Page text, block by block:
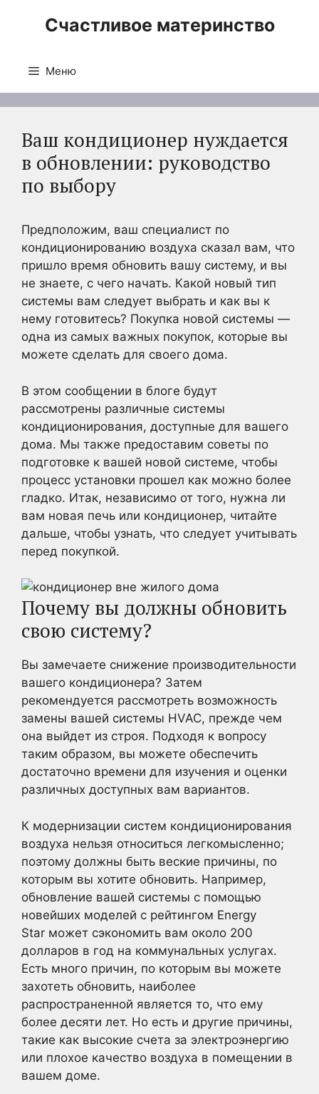
Счастливое материнство
Меню
Ваш кондиционер нуждается
в обновлении: руководство
по выбору
Предположим, ваш специалист по
кондиционированию воздуха сказал вам, что
пришло время обновить вашу систему, и вы
не знаете, с чего начать. Какой новый тип
системы вам следует выбрать и как вы к
нему готовитесь? Покупка новой системы —
одна из самых важных покупок, которые вы
можете сделать для своего дома.
В этом сообщении в блоге будут
рассмотрены различные системы
кондиционирования, доступные для вашего
дома. Мы также предоставим советы по
подготовке к вашей новой системе, чтобы
процесс установки прошел как можно более
гладко. Итак, независимо от того, нужна ли
вам новая печь или кондиционер, читайте
дальше, чтобы узнать, что следует учитывать
перед покупкой.
Почему вы должны обновить
свою систему?
Вы замечаете снижение производительности
вашего кондиционера? Затем
рекомендуется рассмотреть возможность
замены вашей системы HVAC, прежде чем
она выйдет из строя. Подходя к вопросу
таким образом, вы можете обеспечить
достаточно времени для изучения и оценки
различных доступных вам вариантов.
К модернизации систем кондиционирования
воздуха нельзя относиться легкомысленно;
поэтому должны быть веские причины, по
которым вы хотите обновить. Например,
обновление вашей системы с помощью
новейших моделей с рейтингом Energy
Star может сэкономить вам около 200
долларов в год на коммунальных услугах.
Есть много причин, по которым вы можете
захотеть обновить, наиболее
распространенной является то, что ему
более десяти лет. Но есть и другие причины,
такие как высокие счета за электроэнергию
или плохое качество воздуха в помещении в
вашем доме.